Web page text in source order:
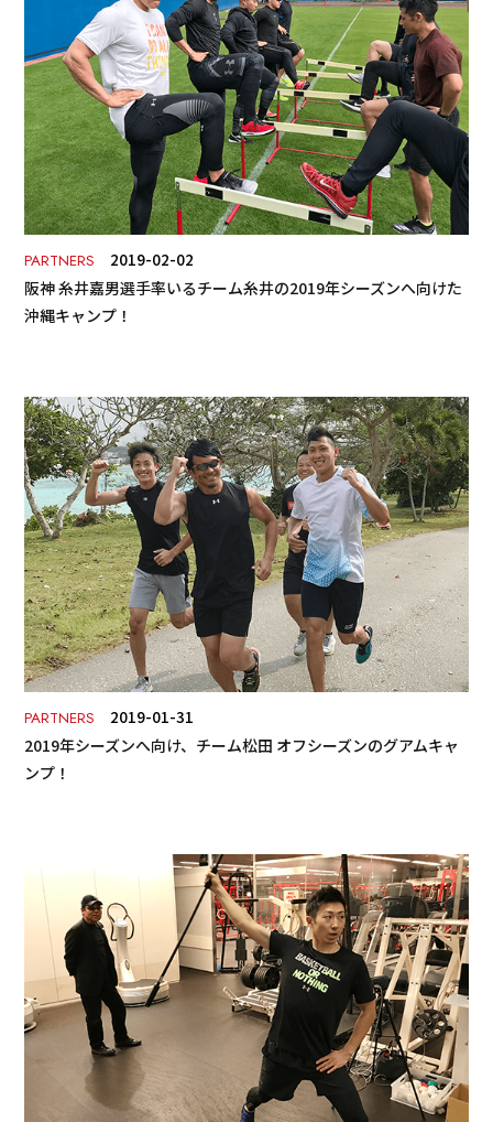
PARTNERS
2019-02-02
阪神 糸井嘉男選手率いるチーム糸井の2019年シーズンへ向けた
沖縄キャンプ！
PARTNERS
2019-01-31
2019年シーズンへ向け、チーム松田 オフシーズンのグアムキャ
ンプ！